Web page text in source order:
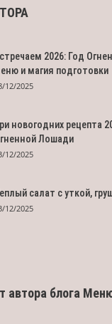
2026: Год
и магия подготовки
12/2025
новогодних рецепта
Лошади
12/2025
салат с уткой,
12/2025
автора блога